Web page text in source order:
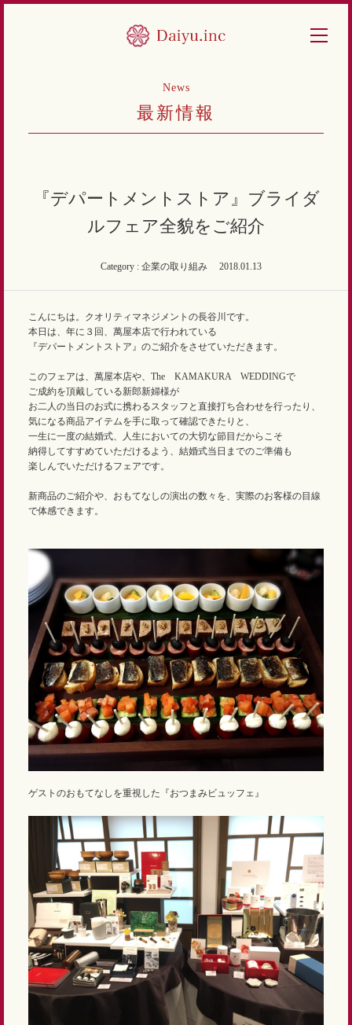
News
最新情報
『デパートメントストア』ブライダ
ルフェア全貌をご紹介
Category : 企業の取り組み 2018.01.13
こんにちは。クオリティマネジメントの長谷川です。
本日は、年に３回、萬屋本店で行われている
『デパートメントストア』のご紹介をさせていただきます。
このフェアは、萬屋本店や、The KAMAKURA WEDDINGで
ご成約を頂戴している新郎新婦様が
お二人の当日のお式に携わるスタッフと直接打ち合わせを行ったり、
気になる商品アイテムを手に取って確認できたりと、
一生に一度の結婚式、人生においての大切な節目だからこそ
納得してすすめていただけるよう、結婚式当日までのご準備も
楽しんでいただけるフェアです。
新商品のご紹介や、おもてなしの演出の数々を、実際のお客様の目線
で体感できます。
ゲストのおもてなしを重視した『おつまみビュッフェ』